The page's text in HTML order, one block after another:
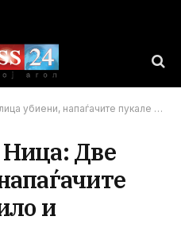
напаѓачите пукале од возило и побегнале
Две
и